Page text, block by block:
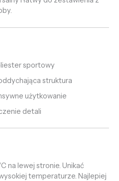
sportowy
struktura
użytkowanie
detali
na lewej stronie. Unikać
temperaturze. Najlepiej